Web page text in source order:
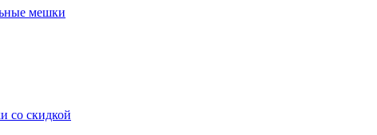
мешки
со скидкой